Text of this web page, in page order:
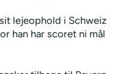
lejeophold i Schweiz
han har scoret ni mål